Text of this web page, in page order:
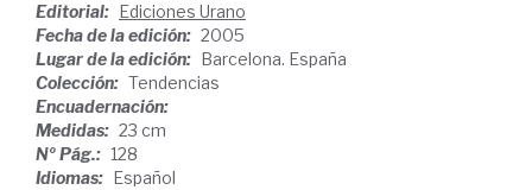
Editorial: Ediciones Urano
Fecha de la edición: 2005
Lugar de la edición: Barcelona. España
Colección: Tendencias
Encuadernación:
Medidas: 23 cm
Nº Pág.: 128
Idiomas: Español